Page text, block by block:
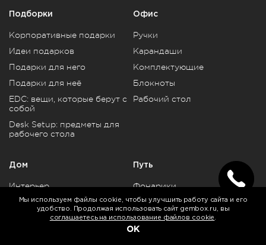
Подборки
Корпоративные подарки
Идеи подарков
Подарки для него
Подарки для неё
EDC: вещи, которые берут с
собой
Desk Setup: предметы для
рабочего стола
Офис
Ручки
Карандаши
Комплектующие
Блокноты
Рабочий стол
Дом
Интерьер
Арт-объекты
Диффузоры
Путь
Фонарики
Ключницы
Ножи
Инструменты
Мы используем файлы cookie, чтобы улучшить работу сайта и его
удобство. Продолжая использовать сайт gembox.ru, вы
соглашаетесь на использование файлов cookie .
OK